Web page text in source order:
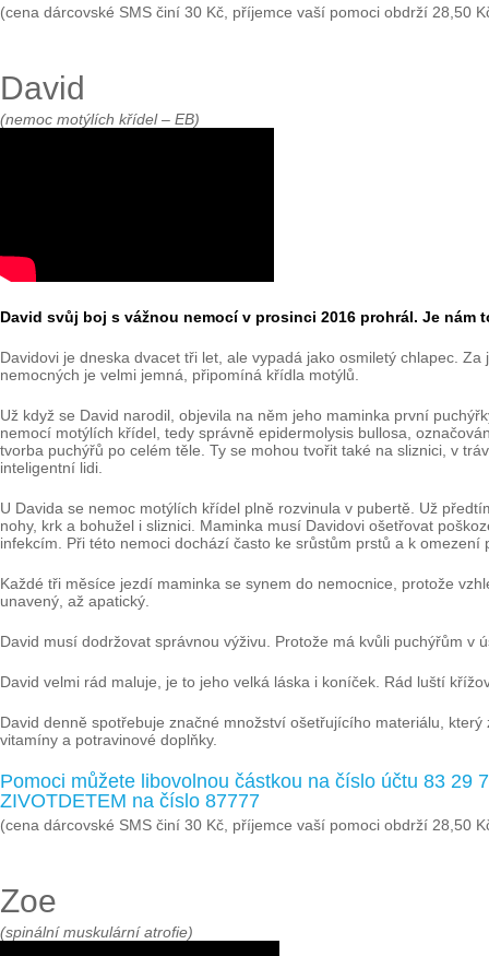
(cena dárcovské SMS činí 30 Kč, příjemce vaší pomoci obdrží 28,50
David
(nemoc motýlích křídel – EB)
David svůj boj s vážnou nemocí v prosinci 2016 prohrál. Je
Davidovi je dneska dvacet tři let, ale vypadá jako osmiletý chlapec.
nemocných je velmi jemná, připomíná křídla motýlů.
Už když se David narodil, objevila na něm jeho maminka první
nemocí motýlích křídel, tedy správně epidermolysis bullosa,
tvorba puchýřů po celém těle. Ty se mohou tvořit také na sliznici, v
inteligentní lidi.
U Davida se nemoc motýlích křídel plně rozvinula v pubertě. Už
nohy, krk a bohužel i sliznici. Maminka musí Davidovi ošetřovat
infekcím. Při této nemoci dochází často ke srůstům prstů a k omezení
Každé tři měsíce jezdí maminka se synem do nemocnice, protože
unavený, až apatický.
David musí dodržovat správnou výživu. Protože má kvůli puchýřům
David velmi rád maluje, je to jeho velká láska i koníček. Rád luští
David denně spotřebuje značné množství ošetřujícího materiálu,
vitamíny a potravinové doplňky.
Pomoci můžete libovolnou částkou na číslo účtu 83 29
ZIVOTDETEM na číslo 87777
(cena dárcovské SMS činí 30 Kč, příjemce vaší pomoci obdrží 28,50
Zoe
(spinální muskulární atrofie)